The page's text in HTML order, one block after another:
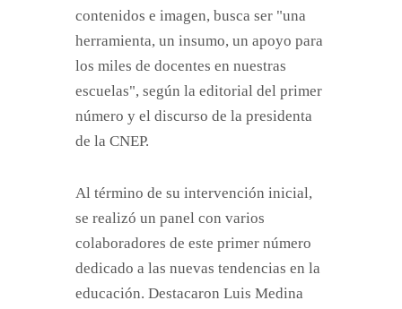
contenidos e imagen, busca ser "una
herramienta, un insumo, un apoyo para
los miles de docentes en nuestras
escuelas", según la editorial del primer
número y el discurso de la presidenta
de la CNEP.
Al término de su intervención inicial,
se realizó un panel con varios
colaboradores de este primer número
dedicado a las nuevas tendencias en la
educación. Destacaron Luis Medina